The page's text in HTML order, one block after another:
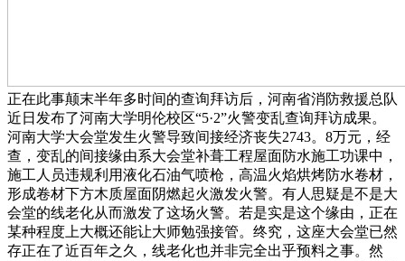
正在此事颠末半年多时间的查询拜访后，河南省消防救援总队
近日发布了河南大学明伦校区“5·2”火警变乱查询拜访成果。
河南大学大会堂发生火警导致间接经济丧失2743。8万元，经
查，变乱的间接缘由系大会堂补葺工程屋面防水施工功课中，
施工人员违规利用液化石油气喷枪，高温火焰烘烤防水卷材，
形成卷材下方木质屋面阴燃起火激发火警。有人思疑是不是大
会堂的线老化从而激发了这场火警。若是实是这个缘由，正在
某种程度上大概还能让大师勉强接管。终究，这座大会堂已然
存正在了近百年之久，线老化也并非完全出乎预料之事。然